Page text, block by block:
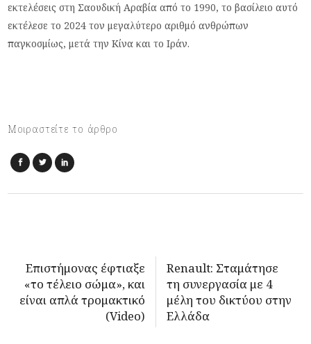
εκτελέσεις στη Σαουδική Αραβία από το 1990, το βασίλειο αυτό
εκτέλεσε το 2024 τον μεγαλύτερο αριθμό ανθρώπων
παγκοσμίως, μετά την Κίνα και το Ιράν.
Μοιραστείτε το άρθρο
Επιστήμονας έφτιαξε
«το τέλειο σώμα», και
είναι απλά τρομακτικό
(Video)
Renault: Σταμάτησε
τη συνεργασία με 4
μέλη του δικτύου στην
Ελλάδα